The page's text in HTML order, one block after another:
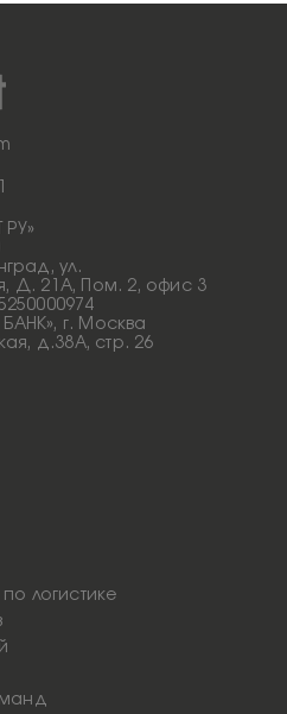
ул.
Д. 21А, Пом. 2, офис 3
г. Москва
д.38А, стр. 26
логистике